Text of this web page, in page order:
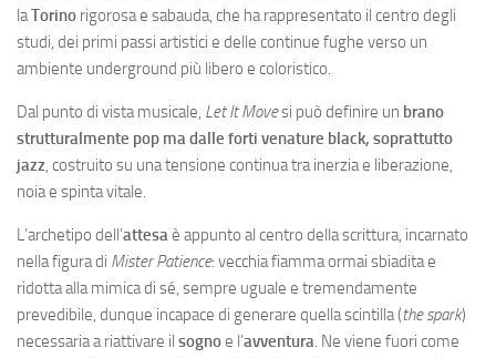
laTorino rigorosa e sabauda, che ha rappresentato il centro degli
studi, dei primi passi artistici e delle continue fughe verso un
ambiente underground più libero e coloristico.
Dal punto di vista musicale, Let It Movesi può definire un brano
strutturalmente pop ma dalle forti venature black, soprattutto
jazz, costruito su una tensione continua tra inerzia e liberazione,
noia e spinta vitale.
L’archetipo dell’attesaè appunto al centro della scrittura, incarnato
nella figura di Mister Patience: vecchia fiamma ormai sbiadita e
ridotta alla mimica di sé, sempre uguale e tremendamente
prevedibile, dunque incapace di generare quella scintilla (the spark)
necessaria a riattivare il sognoe l’avventura. Ne viene fuori come